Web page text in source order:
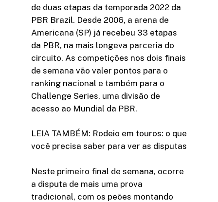
de duas etapas da temporada 2022 da
PBR Brazil. Desde 2006, a arena de
Americana (SP) já recebeu 33 etapas
da PBR, na mais longeva parceria do
circuito. As competições nos dois finais
de semana vão valer pontos para o
ranking nacional e também para o
Challenge Series, uma divisão de
acesso ao Mundial da PBR.
LEIA TAMBÉM: Rodeio em touros: o que
você precisa saber para ver as disputas
Neste primeiro final de semana, ocorre
a disputa de mais uma prova
tradicional, com os peões montando